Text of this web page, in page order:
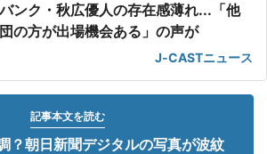
バンク・秋広優人の存在感薄れ...「他
の方が出場機会ある」の声が
J-CASTニュース
記事本文を読む
？朝日新聞デジタルの写真が波紋